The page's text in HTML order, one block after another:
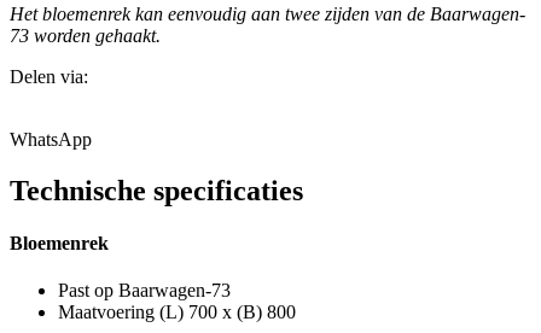
Het bloemenrek kan eenvoudig aan twee zijden van de Baarwagen-
73 worden gehaakt.
Delen via:
WhatsApp
Technische specificaties
Bloemenrek
Past op Baarwagen-73
Maatvoering (L) 700 x (B) 800